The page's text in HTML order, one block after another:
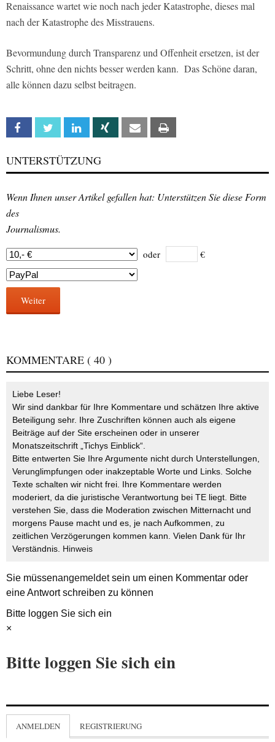
Renaissance wartet wie noch nach jeder Katastrophe, dieses mal
nach der Katastrophe des Misstrauens.
Bevormundung durch Transparenz und Offenheit ersetzen, ist der
Schritt, ohne den nichts besser werden kann. Das Schöne daran,
alle können dazu selbst beitragen.
Facebook Twitter Linkedin Xing Email
UNTERSTÜTZUNG
Wenn Ihnen unser Artikel gefallen hat: Unterstützen Sie diese Form
des
Journalismus.
oder €
Weiter
KOMMENTARE ( 40 )
Liebe Leser!
Wir sind dankbar für Ihre Kommentare und schätzen Ihre aktive
Beteiligung sehr. Ihre Zuschriften können auch als eigene
Beiträge auf der Site erscheinen oder in unserer
Monatszeitschrift „Tichys Einblick“.
Bitte entwerten Sie Ihre Argumente nicht durch Unterstellungen,
Verunglimpfungen oder inakzeptable Worte und Links. Solche
Texte schalten wir nicht frei. Ihre Kommentare werden
moderiert, da die juristische Verantwortung bei TE liegt. Bitte
verstehen Sie, dass die Moderation zwischen Mitternacht und
morgens Pause macht und es, je nach Aufkommen, zu
zeitlichen Verzögerungen kommen kann. Vielen Dank für Ihr
Verständnis. Hinweis
Sie müssenangemeldetsein um einen Kommentar oder
eine Antwort schreiben zu können
Bitte loggen Sie sich ein
×
Bitte loggen Sie sich ein
ANMELDEN REGISTRIERUNG